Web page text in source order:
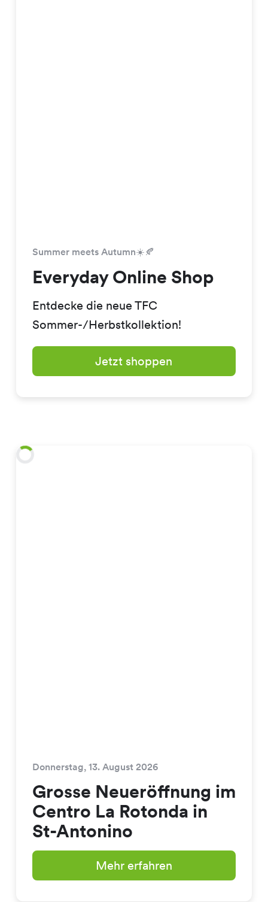
Summer meets Autumn☀️🍂
Everyday Online Shop
Entdecke die neue TFC
Sommer-/Herbstkollektion!
Jetzt shoppen
Donnerstag, 13. August 2026
Grosse Neueröffnung im
Centro La Rotonda in
St-Antonino
Mehr erfahren